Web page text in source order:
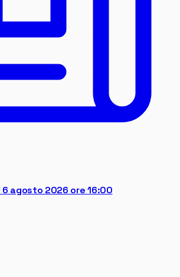
6 agosto 2026 ore 16:00